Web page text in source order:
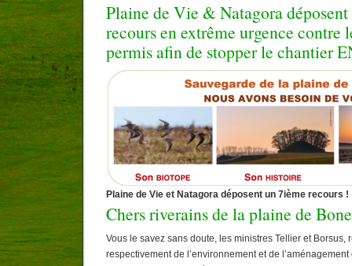
Plaine de Vie & Natagora
recours en extrême urgence contre
permis afin de stopper le chantier
Plaine de Vie et Natagora déposent un 7ième recours !
Chers riverains de la plaine de
Vous le savez sans doute, les ministres Tellier et Borsus,
respectivement de l’environnement et de